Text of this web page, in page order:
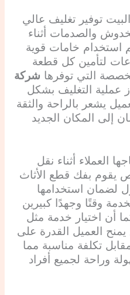
توفير تغليف عالي
والصدمات أثناء
استخدام خامات قوية
لتأمين كل قطعة
التي توفرها شركة
عملية التغليف بشكل
يشعر بالراحة والثقة
إلى المكان الجديد
العملاء أثناء نقل
يقوم بفك قطع الأثاث
لضمان استخدامها
وقتًا وجهدًا كبيرين
أن اختيار خدمة مثل
يمنح العميل القدرة على
تكلفة مناسبة مما
وراحة لجميع أفراد